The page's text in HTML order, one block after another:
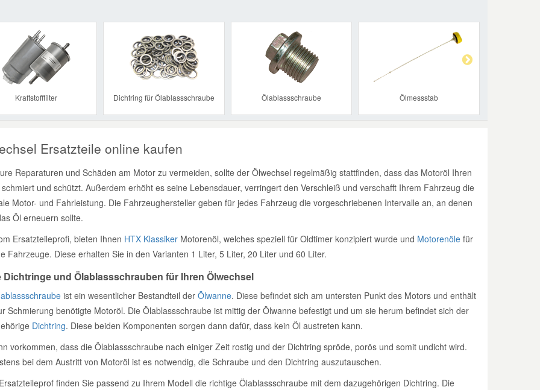
Kraftstofffilter Dichtring für Ölablassschraube Ölablassschraube Ölmessstab
Previous Next
Ersatzteile online kaufen
Reparaturen und Schäden am Motor zu vermeiden, sollte der Ölwechsel regelmäßig stattfinden, dass das Motoröl Ihren
und schützt. Außerdem erhöht es seine Lebensdauer, verringert den Verschleiß und verschafft Ihrem Fahrzeug die
Motor- und Fahrleistung. Die Fahrzeughersteller geben für jedes Fahrzeug die vorgeschriebenen Intervalle an, an denen
Öl erneuern sollte.
Ersatzteileprofi, bieten Ihnen HTX KlassikerMotorenöl, welches speziell für Oldtimer konzipiert wurde und Motorenölefür
Fahrzeuge. Diese erhalten Sie in den Varianten 1 Liter, 5 Liter, 20 Liter und 60 Liter.
Dichtringe und Ölablassschrauben für Ihren Ölwechsel
ist ein wesentlicher Bestandteil der Ölwanne. Diese befindet sich am untersten Punkt des Motors und enthält
Schmierung benötigte Motoröl. Die Ölablassschraube ist mittig der Ölwanne befestigt und um sie herum befindet sich der
Dichtring. Diese beiden Komponenten sorgen dann dafür, dass kein Öl austreten kann.
vorkommen, dass die Ölablassschraube nach einiger Zeit rostig und der Dichtring spröde, porös und somit undicht wird.
bei dem Austritt von Motoröl ist es notwendig, die Schraube und den Dichtring auszutauschen.
finden Sie passend zu Ihrem Modell die richtige Ölablassschraube mit dem dazugehörigen Dichtring. Die